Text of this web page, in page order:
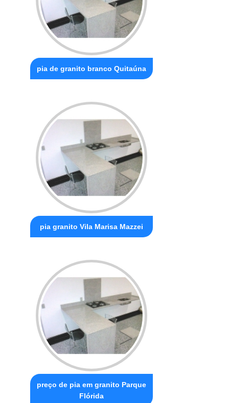
pia de granito branco Quitaúna
pia granito Vila Marisa Mazzei
preço de pia em granito Parque
Flórida